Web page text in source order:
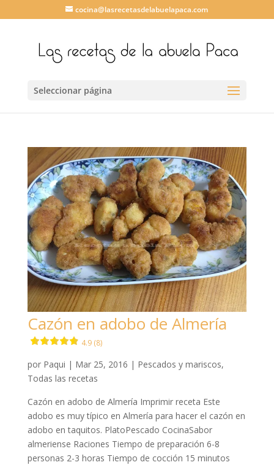
cocina@lasrecetasdelabuelapaca.com
Seleccionar página
Cazón en adobo de Almería
4.9 (8)
por Paqui | Mar 25, 2016 | Pescados y mariscos,
Todas las recetas
Cazón en adobo de Almería Imprimir receta Este
adobo es muy típico en Almería para hacer el cazón en
adobo en taquitos. PlatoPescado CocinaSabor
almeriense Raciones Tiempo de preparación 6-8
personas 2-3 horas Tiempo de cocción 15 minutos